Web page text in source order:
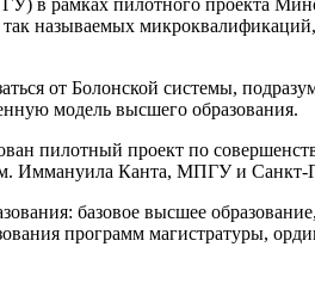
называемых
от Болонской системы,
модель высшего образования.
пилотный проект по
Канта, МПГУ и Санкт-
базовое высшее
программ магистратуры,